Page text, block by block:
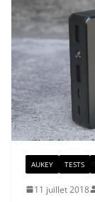
AUKEY TESTS
11 juillet 2018